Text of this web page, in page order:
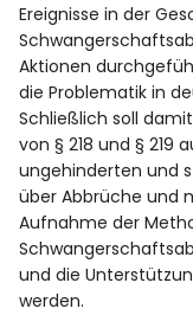
Ereignisse in der
Aktionen
die Problematik in
Schließlich soll
von § 218 und § 219
ungehinderten und
über Abbrüche und
Aufnahme der
und die
werden.